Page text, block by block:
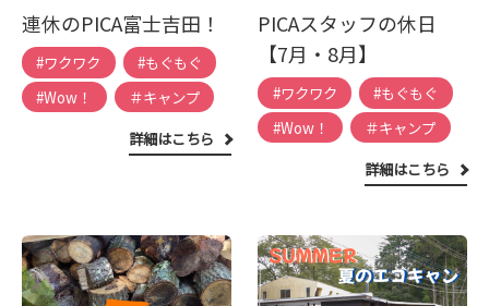
連休のPICA富士吉田！
#ワクワク
#もぐもぐ
#Wow！
＃キャンプ
詳細はこちら
PICAスタッフの休日
【7月・8月】
#ワクワク
#もぐもぐ
#Wow！
＃キャンプ
詳細はこちら